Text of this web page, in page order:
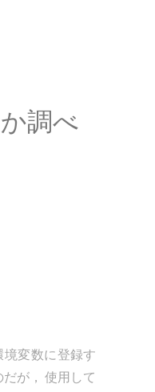
調べ
境変数に登録す
が， 使用して